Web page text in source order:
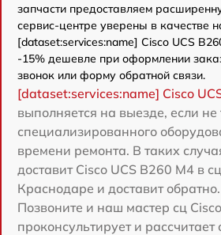
запчасти предоставляем
сервис-центре уверены в качестве
[dataset:services:name] Cisco UCS
-15% дешевле при оформлении
звонок или форму обратной связи.
[dataset:services:name] Cisco
выполняется на выезде, если не
специализированного
времени ремонта. В таких
доставит Cisco UCS B260 M4 в
Краснодаре и доставит обратно.
Позвоните и наш мастер сц
проконсультирует и рассчитает